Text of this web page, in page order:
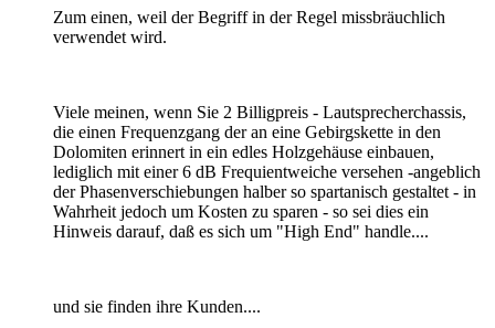
Zum einen, weil der Begriff in der Regel missbräuchlich
verwendet wird.
Viele meinen, wenn Sie 2 Billigpreis - Lautsprecherchassis,
die einen Frequenzgang der an eine Gebirgskette in den
Dolomiten erinnert in ein edles Holzgehäuse einbauen,
lediglich mit einer 6 dB Frequientweiche versehen -angeblich
der Phasenverschiebungen halber so spartanisch gestaltet - in
Wahrheit jedoch um Kosten zu sparen - so sei dies ein
Hinweis darauf, daß es sich um "High End" handle....
und sie finden ihre Kunden....